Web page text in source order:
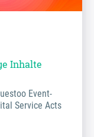
Inhalte
Event-
Service Acts